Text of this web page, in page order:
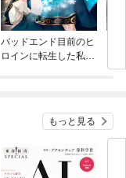
バッドエンド目前のヒ
ロインに転生した私、
もっと見る